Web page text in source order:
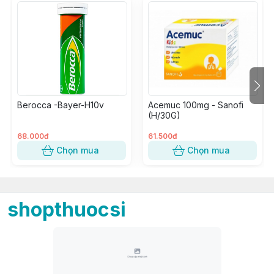
Berocca -Bayer-H10v
68.000đ
Chọn mua
Acemuc 100mg - Sanofi
(H/30G)
61.500đ
Chọn mua
shopthuocsi